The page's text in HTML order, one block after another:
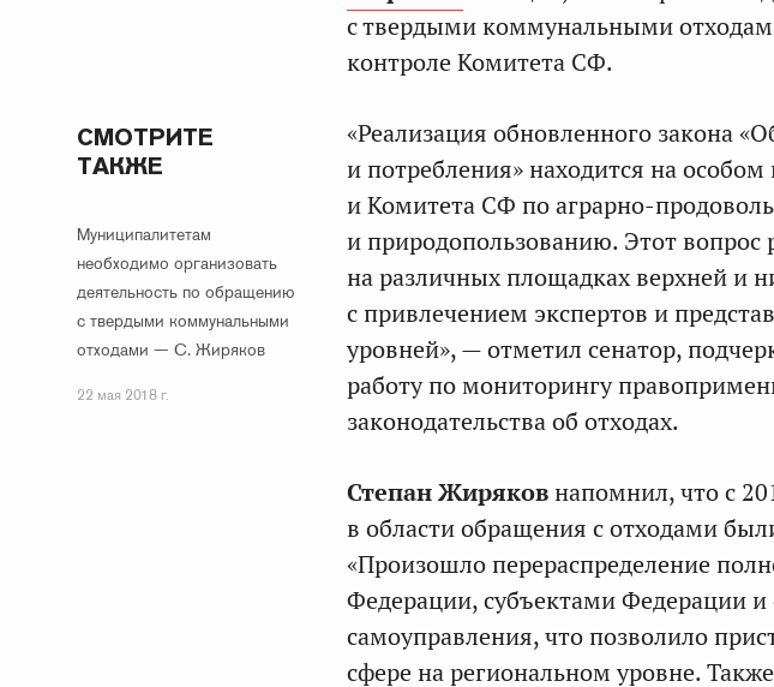
с твердыми коммунальными
контроле Комитета СФ.
СМОТРИТЕ
ТАКЖЕ
Муниципалитетам
необходимо организовать
деятельность по обращению
с твердыми коммунальными
отходами — С. Жиряков
22 мая 2018 г.
«Реализация обновленного закона
и потребления» находится на
и Комитета СФ по аграрно-
и природопользованию. Этот вопрос
на различных площадках верхней и
с привлечением экспертов и
уровней», — отметил сенатор,
работу по мониторингу
законодательства об отходах.
Степан Жиряковнапомнил, что с
в области обращения с отходами
«Произошло перераспределение
Федерации, субъектами Федерации и
самоуправления, что позволило
сфере на региональном уровне.